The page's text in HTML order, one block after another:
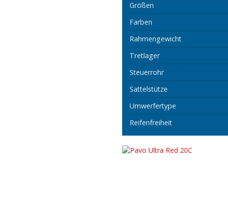
Größen
Farben
Rahmengewicht
Tretlager
Steuerrohr
Sattelstütze
Umwerfertype
Reifenfreiheit